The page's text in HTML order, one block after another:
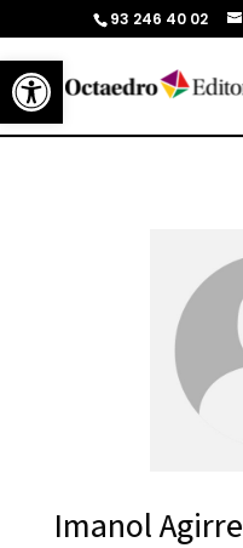
Abrir barra de herramientas
93 246 40 02
Imanol Agirre